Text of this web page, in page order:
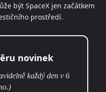
být SpaceX jen začátkem
prostředí.
novinek
každý den v 6